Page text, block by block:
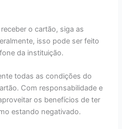
o cartão, siga as
isso pode ser feito
da instituição.
todas as condições do
Com responsabilidade e
os benefícios de ter
estando negativado.